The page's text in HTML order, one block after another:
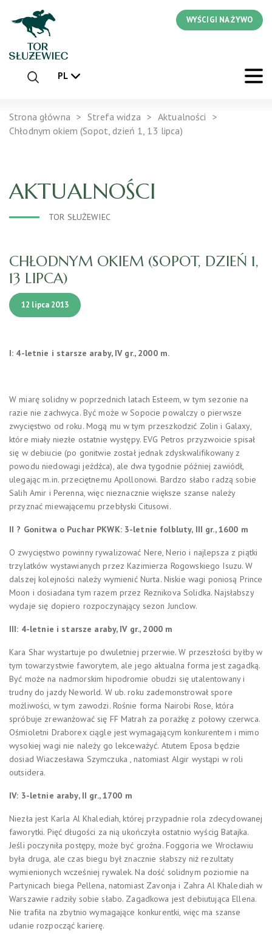
WYŚCIGI NA ŻYWO
PL
Strona główna Strefa widza
Aktualności
Chłodnym okiem (Sopot, dzień 1, 13 lipca)
AKTUALNOŚCI
TOR SŁUŻEWIEC
CHŁODNYM OKIEM (SOPOT, DZIEŃ 1,
13 LIPCA)
12 lipca 2013
I: 4-letnie i starsze araby, IV gr., 2000 m.
W miarę solidny w poprzednich latach Esteem, w tym sezonie na
razie nie zachwyca. Być może w Sopocie powalczy o pierwsze
zwycięstwo od roku. Mogą mu w tym przeszkodzić Zolin i Galaxy,
które miały niezłe ostatnie występy. EVG Petros przyzwoicie spisał
się w debiucie (po gonitwie został jednak zdyskwalifikowany z
powodu niedowagi jeźdźca), ale dwa tygodnie później zawiódł,
ulegając m.in. przeciętnemu Apollonowi. Bardzo słabo radzą sobie
Salih Amir i Perenna, więc nieznacznie większe szanse należy
przyznać miewającemu przebłyski Citusowi.
II ? Gonitwa o Puchar PKWK: 3-letnie folbluty, III gr., 1600 m
O zwycięstwo powinny rywalizować Nere, Nerio i najlepsza z piątki
trzylatków wystawianych przez Kazimierza Rogowskiego Isuzu. W
dalszej kolejności należy wymienić Nurta. Niskie wagi poniosą Prince
Moon i dosiadana tym razem przez Reznikova Solidka. Najsłabszy
wydaje się dopiero rozpoczynający sezon Junclow.
III: 4-letnie i starsze araby, IV gr., 2000 m
Kara Shar wystartuje po dwuletniej przerwie. W przeszłości byłby w
tym towarzystwie faworytem, ale jego aktualna forma jest zagadką.
Być może na nadmorskim hipodromie obudzi się utalentowany i
trudny do jazdy Neworld. W ub. roku zademonstrował spore
możliwości, w tym zawodzi. Rośnie forma Nairobi Rose, która
spróbuje zrewanżować się FF Matrah za porażkę z połowy czerwca.
Ośmioletni Draborex ciągle jest wymagającym konkurentem i mimo
wysokiej wagi nie należy go lekceważyć. Atutem Eposa będzie
dosiad Wiaczesława Szymczuka , natomiast Algir wystąpi w roli
outsidera.
IV: 3-letnie araby, II gr., 1700 m
Niezła jest Karla Al Khalediah, której przypadnie rola zdecydowanej
faworytki. Pięć długości za nią ukończyła ostatnio wyścig Batajka.
Jeśli poczyniła postępy, może być groźna. Foggoria we Wrocławiu
była druga, ale czas biegu był znacznie słabszy niż rezultaty
wymienionych wcześniej rywalek. Na dość solidnym poziomie na
Partynicach biega Pellena, natomiast Zavonja i Zahra Al Khalediah w
Warszawie radziły sobie słabo. Zagadkowa jest debiutująca Ellena.
Nie trafiła na zbytnio wymagające konkurentki, więc ma szanse
udanie rozpocząć karierę.